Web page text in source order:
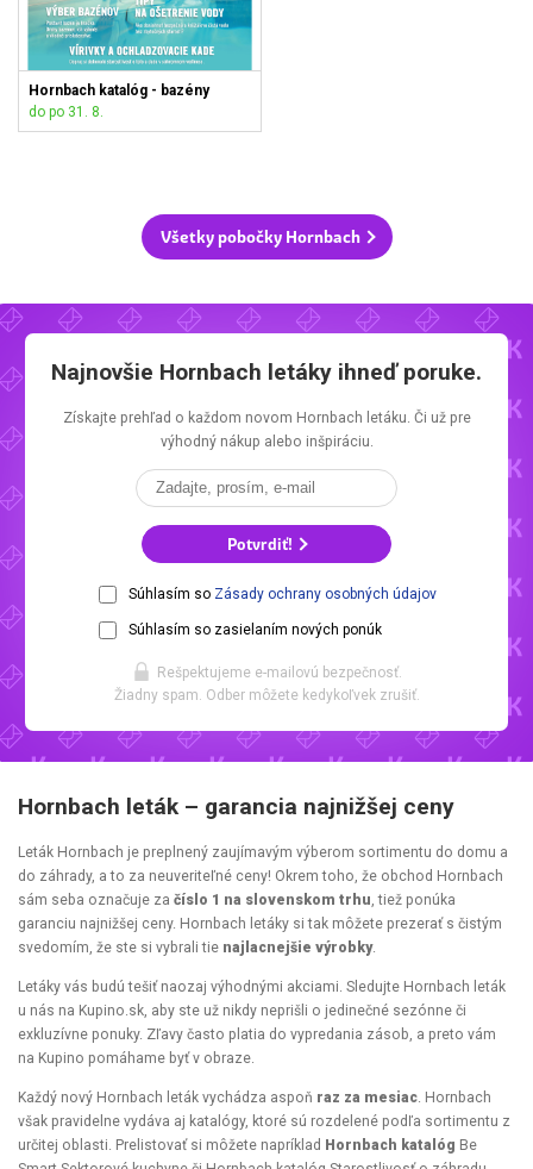
Hornbach katalóg - bazény
do po 31. 8.
Všetky pobočky Hornbach
Najnovšie Hornbach letáky ihneď poruke.
Získajte prehľad o každom novom Hornbach letáku. Či už pre
výhodný nákup alebo inšpiráciu.
Potvrdiť!
Súhlasím so Zásady ochrany osobných údajov
Súhlasím so zasielaním nových ponúk
Rešpektujeme e-mailovú bezpečnosť.
Žiadny spam. Odber môžete kedykoľvek zrušiť.
Hornbach leták – garancia najnižšej ceny
Leták Hornbach je preplnený zaujímavým výberom sortimentu do domu a
do záhrady, a to za neuveriteľné ceny! Okrem toho, že obchod Hornbach
sám seba označuje za číslo 1 na slovenskom trhu, tiež ponúka
garanciu najnižšej ceny. Hornbach letáky si tak môžete prezerať s čistým
svedomím, že ste si vybrali tie najlacnejšie výrobky.
Letáky vás budú tešiť naozaj výhodnými akciami. Sledujte Hornbach leták
u nás na Kupino.sk, aby ste už nikdy neprišli o jedinečné sezónne či
exkluzívne ponuky. Zľavy často platia do vypredania zásob, a preto vám
na Kupino pomáhame byť v obraze.
Každý nový Hornbach leták vychádza aspoň raz za mesiac. Hornbach
však pravidelne vydáva aj katalógy, ktoré sú rozdelené podľa sortimentu z
určitej oblasti. Prelistovať si môžete napríklad Hornbach katalóg Be